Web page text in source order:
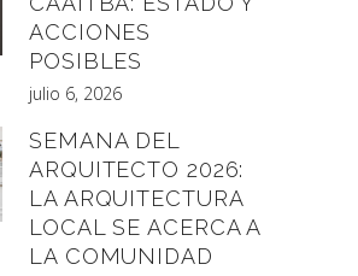
ACCIONES
POSIBLES
julio 6, 2026
SEMANA DEL
ARQUITECTO 2026:
LA ARQUITECTURA
LOCAL SE ACERCA A
LA COMUNIDAD